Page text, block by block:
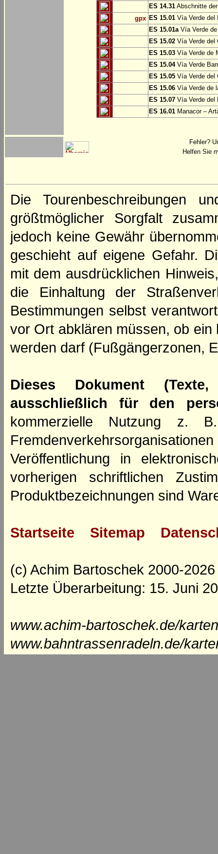
ES 14.31 Abschnitte
gpx ES 15.01 Vía Verde del
ES 15.01aVía Verde de
ES 15.02 Vía Verde del
ES 15.03 Vía Verde de
ES 15.04Vía Verde
ES 15.05 Vía Verde del
ES 15.06 Vía Verde de
ES 15.07 Vía Verde del
ES 16.01 Manacor –
Fehler?
Helfen Sie
Die Tourenbeschreibungen
größtmöglicher Sorgfalt
jedoch keine Gewähr
geschieht auf eigene Gefahr.
mit dem ausdrücklichen
die Einhaltung der
Bestimmungen selbst
vor Ort abklären müssen, ob
werden darf (Fußgängerzonen,
Dieses Dokument
ausschließlich für den
kommerzielle Nutzung z.
Veröffentlichung in
vorherigen schriftlichen
Produktbezeichnungen sind
Startseite Sitemap
(c) Achim Bartoschek 2000-2026
Letzte Überarbeitung: 15. Juni
www.achim-bartoschek.de/
www.bahntrassenradeln.de/